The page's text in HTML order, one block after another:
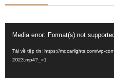
Video
Media error: Format(s) not
Tải về tệp tin: https://mdcarlights.com/wp-
2023.mp4?_=1